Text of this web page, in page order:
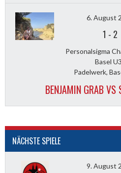
6. August
1 - 2
Personalsigma
Basel
Padelwerk,
BENJAMIN GRAB VS
NÄCHSTE SPIELE
9. August